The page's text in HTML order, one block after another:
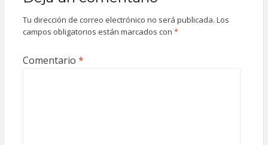
Tu dirección de correo electrónico no será publicada. Los
campos obligatorios están marcados con *
Comentario *